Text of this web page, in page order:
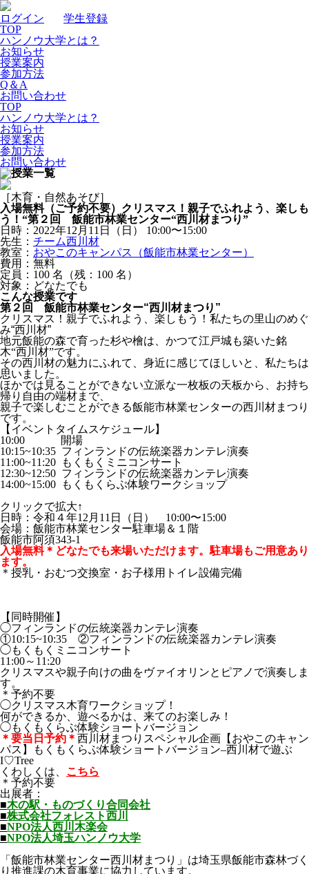
ログイン
学生登録
TOP
ハンノウ大学とは？
お知らせ
授業案内
参加方法
Q＆A
お問い合わせ
TOP
ハンノウ大学とは？
お知らせ
授業案内
参加方法
お問い合わせ
［木育・自然あそび］
入場無料（ご予約不要）クリスマス！親子でふれよう、楽しも
う！“第２回 飯能市林業センター“西川材まつり”
日時：2022年12月11日（日） 10:00〜15:00
先生： チーム西川材
教室： おやこのキャンパス（飯能市林業センター）
費用：無料
定員：100 名 （残：100 名 ）
対象：どなたでも
こんな授業です
第２回 飯能市林業センター“西川材まつり”
クリスマス！親子でふれよう、楽しもう！私たちの里山のめぐ
み“西川材”
地元飯能の森で育った杉や檜は、かつて江戸城も築いた銘
木“西川材”です。
その西川材の魅力にふれて、身近に感じてほしいと、私たちは
思いました。
ほかでは見ることができない立派な一枚板の天板から、お持ち
帰り自由の端材まで、
親子で楽しむことができる飯能市林業センターの西川材まつり
です。
【イベントタイムスケジュール】
10:00 開場
10:15~10:35 フィンランドの伝統楽器カンテレ演奏
11:00~11:20 もくもくミニコンサート
12:30~12:50 フィンランドの伝統楽器カンテレ演奏
14:00~15:00 もくもくらぶ体験ワークショップ
クリックで拡大↑
日時：令和４年12月 11 日（日） 10:00〜15:00
会場：飯能市林業センター駐車場＆１階
飯能市阿須343-1
入場無料＊どなたでも来場いただけます。駐車場もご用意あり
ます。
＊授乳・おむつ交換室・お子様用トイレ設備完備
【同時開催】
◯フィンランドの伝統楽器カンテレ演奏
①10:15~10:35 ②フィンランドの伝統楽器カンテレ演奏
◯もくもくミニコンサート
11:00～11:20
クリスマスや親子向けの曲をヴァイオリンとピアノで演奏しま
す。
＊予約不要
◯クリスマス木育ワークショップ！
何ができるか、遊べるかは、来てのお楽しみ！
◯もくもくらぶ体験ショートバージョン
＊要当日予約＊ 西川材まつりスペシャル企画【おやこのキャン
パス】もくもくらぶ体験ショートバージョン–西川材で遊ぶ
I♡Tree
くわしくは、 こちら
＊予約不要
出展者：
■木の駅・ものづくり合同会社
■株式会社フォレスト西川
■NPO法人西川木楽会
■NPO法人埼玉ハンノウ大学
「飯能市林業センター西川材まつり」は埼玉県飯能市森林づく
り推進課の木育事業に協力しています。